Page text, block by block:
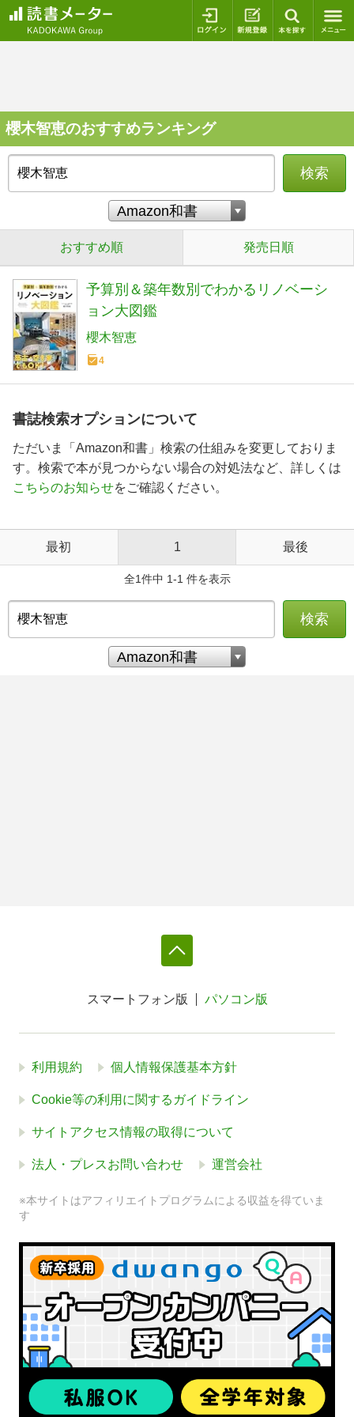
ログイン 新規登録
櫻木智恵のおすすめランキング
検索
おすすめ順 発売日順
予算別＆築年数別でわかるリノベーシ
ョン大図鑑
櫻木智恵
4
書誌検索オプションについて
ただいま「Amazon和書」検索の仕組みを変更しておりま
す。検索で本が見つからない場合の対処法など、詳しくは
こちらのお知らせをご確認ください。
最初 1 最後
全1件中 1-1 件を表示
検索
スマートフォン版 パソコン版
利用規約 個人情報保護基本方針
Cookie等の利用に関するガイドライン
サイトアクセス情報の取得について
法人・プレスお問い合わせ 運営会社
※本サイトはアフィリエイトプログラムによる収益を得ていま
す